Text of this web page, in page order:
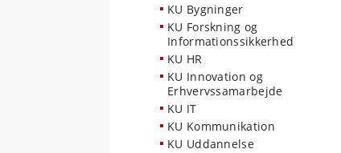
KU Bygninger
KU Forskning og
Informationssikkerhed
KU HR
KU Innovation og
Erhvervssamarbejde
KU IT
KU Kommunikation
KU Uddannelse